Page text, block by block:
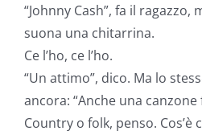
“Johnny Cash”, fa il
suona una chitarrina.
Ce l’ho, ce l’ho.
“Un attimo”, dico. Ma lo
ancora: “Anche una canzone
Country o folk, penso. Cos’è